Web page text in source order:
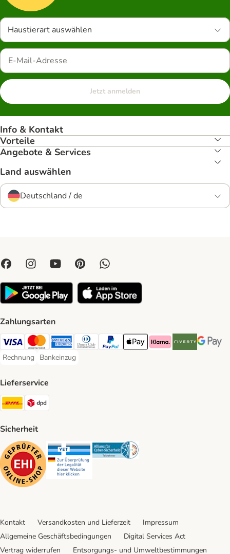
Haustierart auswählen
Jetzt anmelden
Info & Kontakt
Vorteile
Angebote & Services
Land auswählen
Deutschland / de
Zahlungsarten
Visa Payment Method
Mastercard Payment Method
American Express Payment Method
Diners Club Payment Method
PayPal Payment Method
Apple Pay Payment Method
Klarna Payment Method
Riverty Payment
Google
Rechnung
Rechnung Payment Method
Bankeinzug
Bankeinzug Payment Method
Lieferservice
DHL Shipping Method
Sicherheit
Security Security Security
Kontakt Versandkosten und Lieferzeit
Impressum
Allgemeine Geschäftsbedingungen
Digital Services Act
Vertrag widerrufen
Entsorgungs- und Umweltbestimmungen